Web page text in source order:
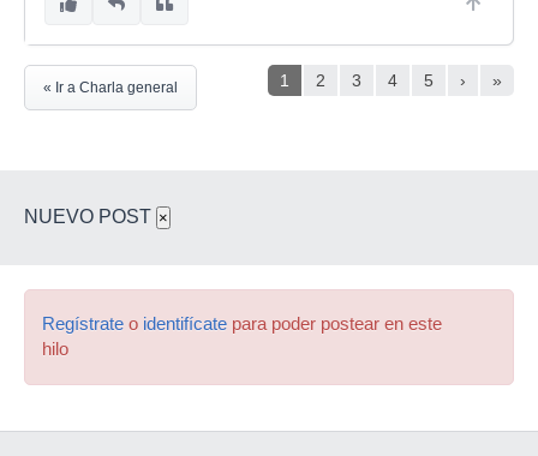
1 2 3 4 5 › »
« Ir a Charla general
NUEVO POST ×
Regístrate o identifícate para poder postear en este
hilo